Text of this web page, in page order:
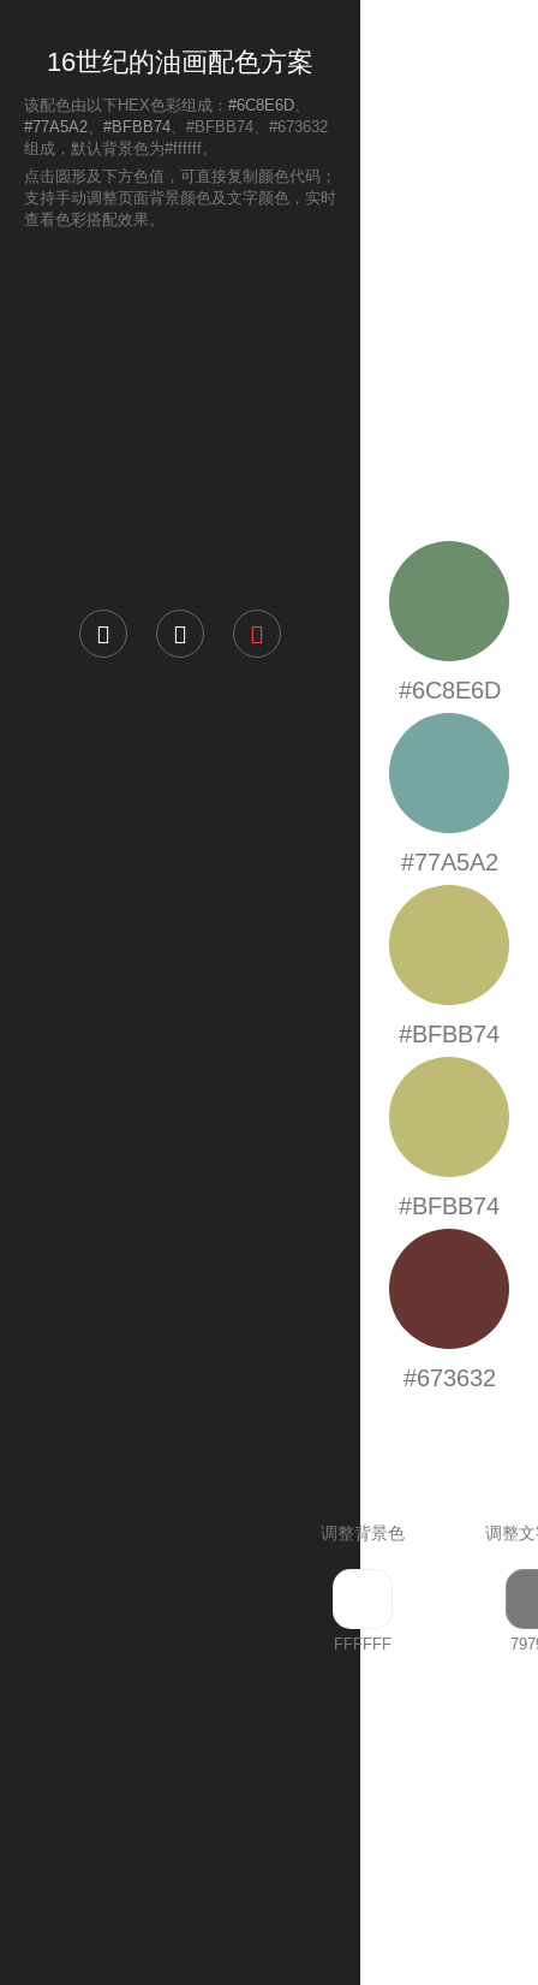
16世纪的油画配色方案
该配色由以下HEX色彩组成： #6C8E6D、
#77A5A2、 #BFBB74、#BFBB74、#673632
组成，默认背景色为#ffffff。
点击圆形及下方色值，可直接复制颜色代码；
支持手动调整页面背景颜色及文字颜色，实时
查看色彩搭配效果。
#6C8E6D
#77A5A2
#BFBB74
#BFBB74
#673632
调整背景色 调整